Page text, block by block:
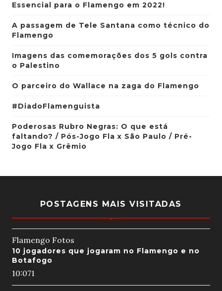
Essencial para o Flamengo em 2022!
A passagem de Tele Santana como técnico do
Flamengo
Imagens das comemorações dos 5 gols contra
o Palestino
O parceiro do Wallace na zaga do Flamengo
#DiadoFlamenguista
Poderosas Rubro Negras: O que está
faltando? / Pós-Jogo Fla x São Paulo / Pré-
Jogo Fla x Grêmio
POSTAGENS MAIS VISITADAS
Flamengo Fotos
10 jogadores que jogaram no Flamengo e no
Botafogo
10:071